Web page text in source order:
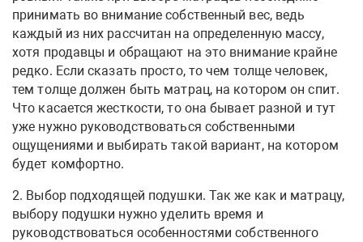
принимать во внимание собственный вес, ведь
каждый из них рассчитан на определенную массу,
хотя продавцы и обращают на это внимание крайне
редко. Если сказать просто, то чем толще человек,
тем толще должен быть матрац, на котором он спит.
Что касается жесткости, то она бывает разной и тут
уже нужно руководствоваться собственными
ощущениями и выбирать такой вариант, на котором
будет комфортно.
2. Выбор подходящей подушки. Так же как и матрацу,
выбору подушки нужно уделить время и
руководствоваться особенностями собственного